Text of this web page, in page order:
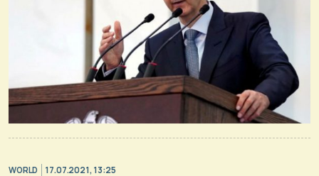
WORLD 17.07.2021, 13:25